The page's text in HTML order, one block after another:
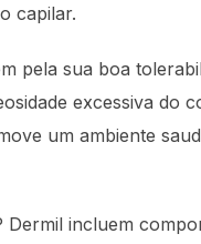
capilar.
pela sua boa
excessiva do
um ambiente
incluem